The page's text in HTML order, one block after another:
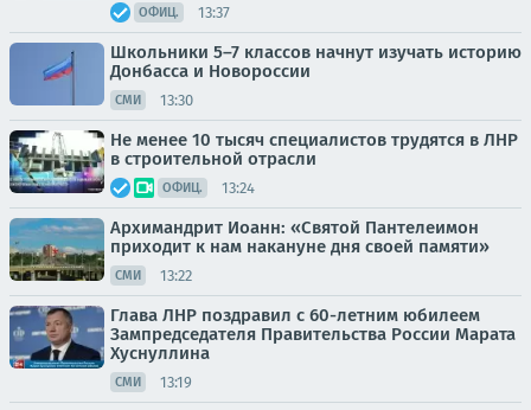
ОФИЦ. 13:37
Школьники 5–7 классов начнут изучать историю
Донбасса и Новороссии
СМИ 13:30
Не менее 10 тысяч специалистов трудятся в ЛНР
в строительной отрасли
ОФИЦ. 13:24
Архимандрит Иоанн: «Святой Пантелеимон
приходит к нам накануне дня своей памяти»
СМИ 13:22
Глава ЛНР поздравил с 60-летним юбилеем
Зампредседателя Правительства России Марата
Хуснуллина
СМИ 13:19